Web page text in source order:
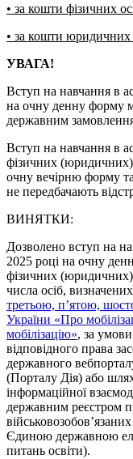
• за кошти фізичних
• за кошти юридичних
УВАГА!
Вступ на навчання в
на очну денну форму
державним
Вступ на навчання в
фізичних
очну вечірню форму
не передбачають
ВИНЯТКИ:
Дозволено вступ на
2025 році на очну
фізичних (юридичних)
числа осіб,
третьою, п’ятою,
України «Про
мобілізацію», за
відповідного права
державного
(Порталу Дія) або
інформаційної
державним реєстром
військовозобов’язаних
Єдиною державною
питань освіти).